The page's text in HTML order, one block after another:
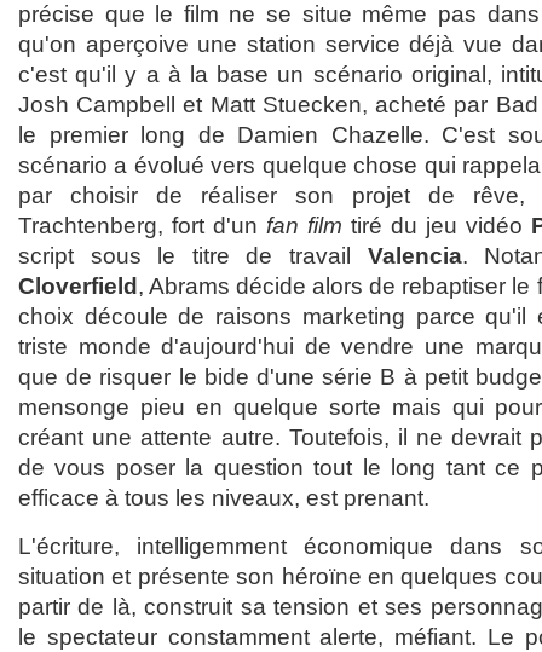
précise que le film ne se situe même pas
qu'on aperçoive une station service déjà vue
c'est qu'il y a à la base un scénario original,
Josh Campbell et Matt Stuecken, acheté par
le premier long de Damien Chazelle. C'est
scénario a évolué vers quelque chose qui
par choisir de réaliser son projet de rêve,
Trachtenberg, fort d'un fan film tiré du jeu vidéo
script sous le titre de travail Valencia.
Cloverfield , Abrams décide alors de rebaptiser le
choix découle de raisons marketing parce
triste monde d'aujourd'hui de vendre une
que de risquer le bide d'une série B à petit
mensonge pieu en quelque sorte mais qui
créant une attente autre. Toutefois, il ne devrait
de vous poser la question tout le long tant ce
efficace à tous les niveaux, est prenant.
L'écriture, intelligemment économique dans
situation et présente son héroïne en quelques
partir de là, construit sa tension et ses
le spectateur constamment alerte, méfiant. Le